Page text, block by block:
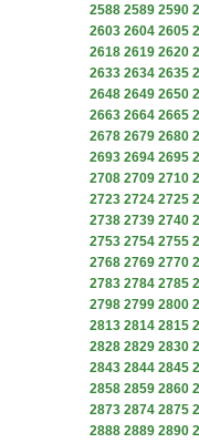
2588 2589 2590
2603 2604 2605
2618 2619 2620
2633 2634 2635
2648 2649 2650
2663 2664 2665
2678 2679 2680
2693 2694 2695
2708 2709 2710
2723 2724 2725
2738 2739 2740
2753 2754 2755
2768 2769 2770
2783 2784 2785
2798 2799 2800
2813 2814 2815
2828 2829 2830
2843 2844 2845
2858 2859 2860
2873 2874 2875
2888 2889 2890